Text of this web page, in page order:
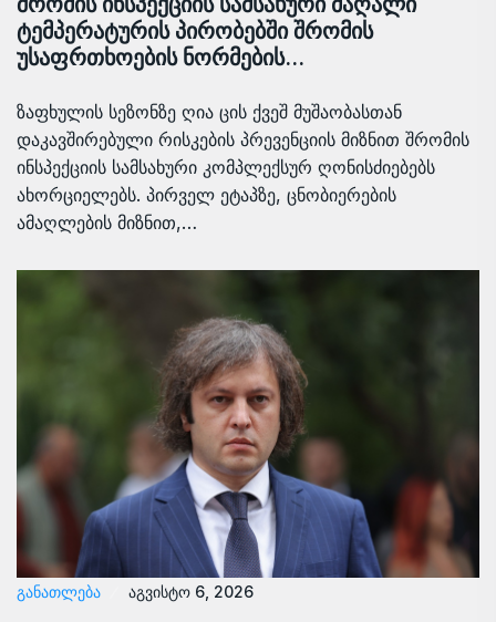
ტემპერატურის პირობებში შრომის
უსაფრთხოების ნორმების…
ზაფხულის სეზონზე ღია ცის ქვეშ მუშაობასთან
დაკავშირებული რისკების პრევენციის მიზნით შრომის
ინსპექციის სამსახური კომპლექსურ ღონისძიებებს
ახორციელებს. პირველ ეტაპზე, ცნობიერების
ამაღლების მიზნით,…
ᲒᲐᲜᲐᲗᲚᲔᲑᲐ აგვისტო 6, 2026